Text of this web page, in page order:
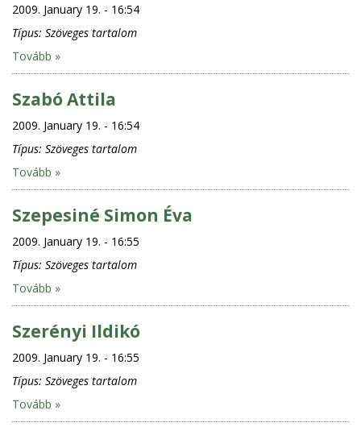
2009. January 19. - 16:54
Típus: Szöveges tartalom
Tovább »
Szabó Attila
2009. January 19. - 16:54
Típus: Szöveges tartalom
Tovább »
Szepesiné Simon Éva
2009. January 19. - 16:55
Típus: Szöveges tartalom
Tovább »
Szerényi Ildikó
2009. January 19. - 16:55
Típus: Szöveges tartalom
Tovább »